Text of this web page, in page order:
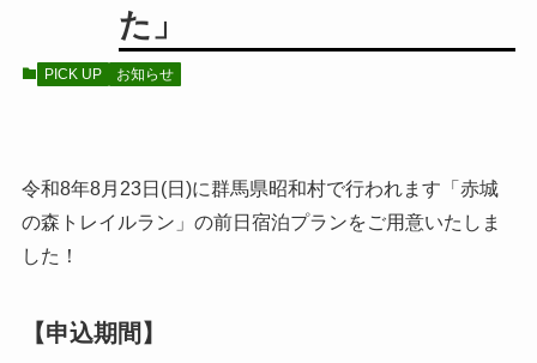
た」
PICK UP お知らせ
令和8年8月23日(日)に群馬県昭和村で行われます「赤城
の森トレイルラン」の前日宿泊プランをご用意いたしま
した！
【申込期間】